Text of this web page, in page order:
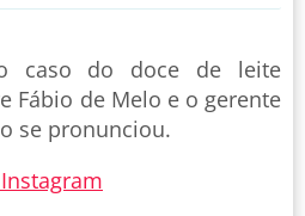
caso do doce de leite
Fábio de Melo e o gerente
se pronunciou.